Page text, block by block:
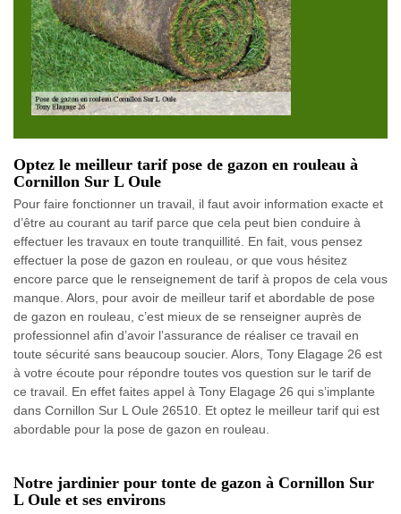
Optez le meilleur tarif pose de gazon en rouleau à
Cornillon Sur L Oule
Pour faire fonctionner un travail, il faut avoir information exacte et
d’être au courant au tarif parce que cela peut bien conduire à
effectuer les travaux en toute tranquillité. En fait, vous pensez
effectuer la pose de gazon en rouleau, or que vous hésitez
encore parce que le renseignement de tarif à propos de cela vous
manque. Alors, pour avoir de meilleur tarif et abordable de pose
de gazon en rouleau, c’est mieux de se renseigner auprès de
professionnel afin d’avoir l’assurance de réaliser ce travail en
toute sécurité sans beaucoup soucier. Alors, Tony Elagage 26 est
à votre écoute pour répondre toutes vos question sur le tarif de
ce travail. En effet faites appel à Tony Elagage 26 qui s’implante
dans Cornillon Sur L Oule 26510. Et optez le meilleur tarif qui est
abordable pour la pose de gazon en rouleau.
Notre jardinier pour tonte de gazon à Cornillon Sur
L Oule et ses environs